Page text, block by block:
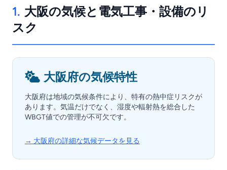
1. 大阪の気候と電気工事・設備のリ
スク
大阪府の気候特性
大阪府は地域の気候条件により、特有の熱中症リスクが
あります。気温だけでなく、湿度や輻射熱を総合した
WBGT値での管理が不可欠です。
→ 大阪府の詳細な気候データを見る